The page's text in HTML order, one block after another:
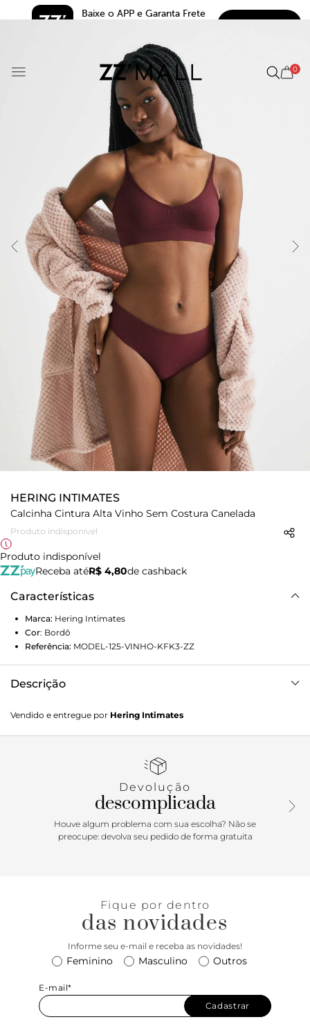
Baixe o APP e Garanta Frete
0
HERING INTIMATES
Calcinha Cintura Alta Vinho Sem Costura Canelada
Produto indisponível
Produto indisponível
Receba atéR$ 4,80de cashback
Características
Marca: Hering Intimates
Cor: Bordô
Referência: MODEL-125-VINHO-KFK3-ZZ
Descrição
com elastano com textura canelada e tecnologia sem
costura, garantindo uma peça leve, macia e muito
pouco mais cavada e anatômica modelando o corpo. Para
Detalhes da peça: Em malha Poliamida biodegradável
Textura canelada Modelagem anatômica Sem costura
Cintura alta Cós duplo
Vendido e entregue por Hering Intimates
Devolução
descomplicada
Houve algum problema com sua escolha? Não se
preocupe: devolva seu pedido de forma gratuita
Fique por dentro
das novidades
Informe seu e-mail e receba as novidades!
Feminino Masculino Outros
E-mail*
Cadastrar